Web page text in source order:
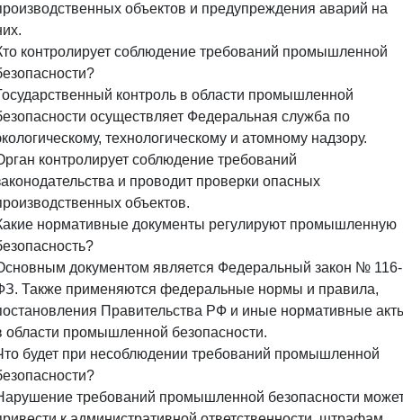
объектов и предупреждения аварий на
контролирует соблюдение требований промышленной
контроль в области промышленной
осуществляет Федеральная служба по
технологическому и атомному надзору.
контролирует соблюдение требований
и проводит проверки опасных
объектов.
нормативные документы регулируют промышленную
документом является Федеральный закон № 116-
Также применяются федеральные нормы и правила,
Правительства РФ и иные нормативные
области промышленной безопасности.
будет при несоблюдении требований промышленной
требований промышленной безопасности